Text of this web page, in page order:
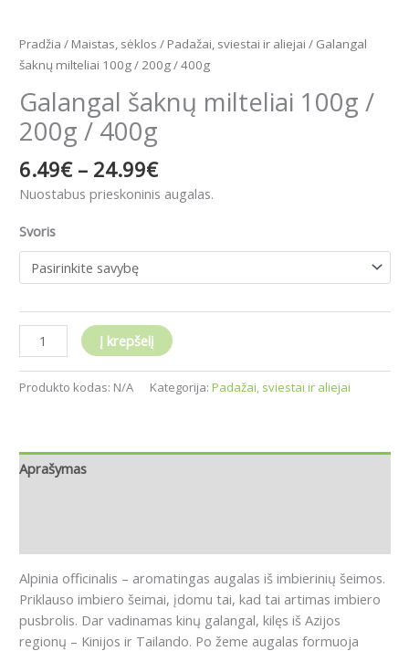
Pradžia / Maistas, sėklos / Padažai, sviestai ir aliejai / Galangal
šaknų milteliai 100g / 200g / 400g
Galangal šaknų milteliai 100g /
200g / 400g
6.49€ – 24.99€
Nuostabus prieskoninis augalas.
Svoris
Į krepšelį
Produkto kodas: N/A Kategorija: Padažai, sviestai ir aliejai
Aprašymas
Alpinia officinalis – aromatingas augalas iš imbierinių šeimos.
Priklauso imbiero šeimai, įdomu tai, kad tai artimas imbiero
pusbrolis. Dar vadinamas kinų galangal, kilęs iš Azijos
regionų – Kinijos ir Tailando. Po žeme augalas formuoja